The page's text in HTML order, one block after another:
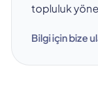
topluluk
Bilgi için bize